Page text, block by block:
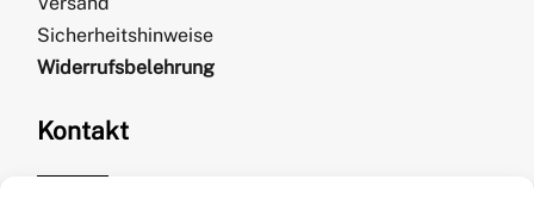
Sicherheitshinweise
Widerrufsbelehrung
Kontakt